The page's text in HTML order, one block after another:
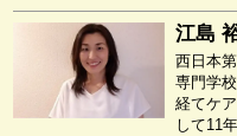
江島
西日本
専門学
経てケ
して11